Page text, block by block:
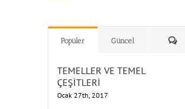
TEMELLER VE TEMEL
ÇEŞİTLERİ